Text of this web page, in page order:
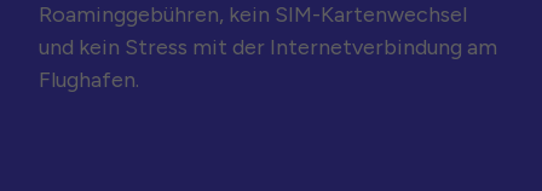
Roaminggebühren, kein SIM-Kartenwechsel
und kein Stress mit der Internetverbindung am
Flughafen.